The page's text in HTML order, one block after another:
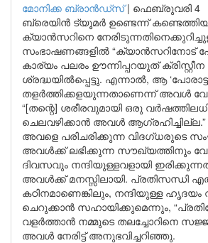
മോനിക്ക ബ്രാന്‍ഡ്‌സ്| ഫെബ്രുവരി 4
ബ്രെയിൻ ട്യൂമർ ഉണ്ടെന്ന്
ക്യാൻസറിനെ
സംഭാഷണങ്ങളിൽ “ക്യാൻസറിനോട്
കാര്യം പലരം ഊന്നിപ്പറയുത്
ശ്രദ്ധയിൽപ്പെട്ടു. എന്നാൽ, ആ
തളർത്തിക്കളയുന്നതാണെന്ന് അവൾ
“[തന്റെ] ശരീരവുമായി ഒരു
ചെലവഴിക്കാൻ അവൾ
അവളെ പരിചരിക്കുന്ന വിദഗ്ധരുടെ
അവൾക്ക് ലഭിക്കുന്ന സൗഖ്യത്തിനും
ദിവസവും നന്ദിയുള്ളവളായി
അവൾക്ക് മനസ്സിലായി. പ്രതിസന്ധി
കഠിനമാണെങ്കിലും, നന്ദിയുള്ള ഹൃദയം
ചെറുക്കാൻ സഹായിക്കുമെന്നും,
വളർത്താൻ നമ്മുടെ തലച്ചോറിനെ
അവൾ നേരിട്ട് അനുഭവിച്ചറിഞ്ഞു.